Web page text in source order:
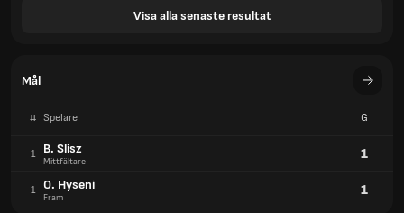
Visa alla senaste resultat
Mål
# Spelare G
1 B. Slisz
Mittfältare 1
1 O. Hyseni
Fram 1